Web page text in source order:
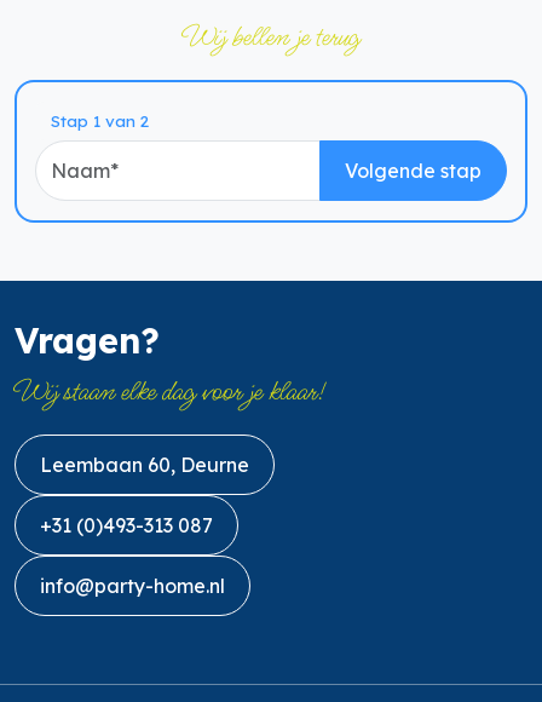
Wij bellen je terug
Stap 1 van 2
Naam
Volgende stap
Vragen?
Wij staan elke dag voor je klaar!
Leembaan 60, Deurne
+31 (0)493-313 087
info@party-home.nl